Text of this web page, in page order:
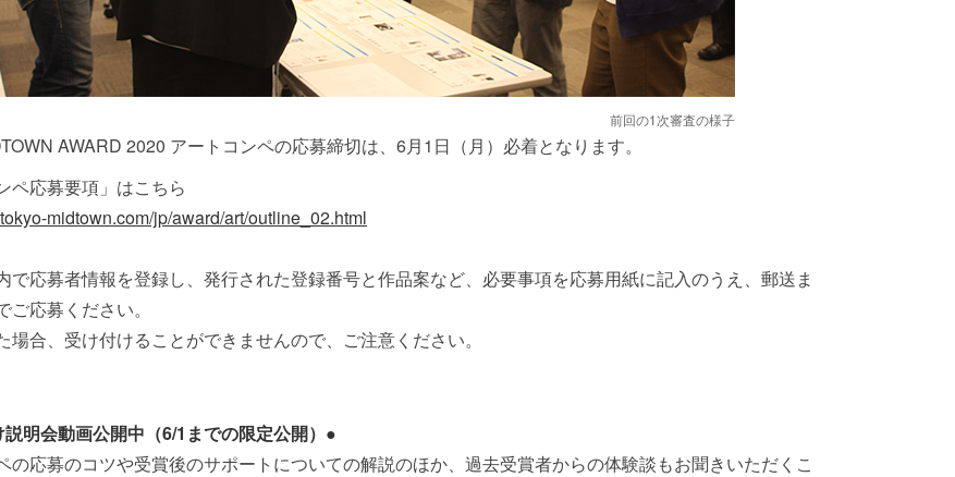
前回の1次審査の様子
AWARD 2020 アートコンペの応募締切は、6月1日（月）必着となります。
ペ応募要項」はこちら
midtown.com/jp/award/art/outline_02.html
で応募者情報を登録し、発行された登録番号と作品案など、必要事項を応募用紙に記入のうえ、郵送ま
ご応募ください。
場合、受け付けることができませんので、ご注意ください。
明会動画公開中（6/1までの限定公開）●
の応募のコツや受賞後のサポートについての解説のほか、過去受賞者からの体験談もお聞きいただくこ